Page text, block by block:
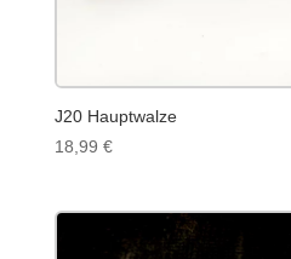
J20 Hauptwalze
18,99 €